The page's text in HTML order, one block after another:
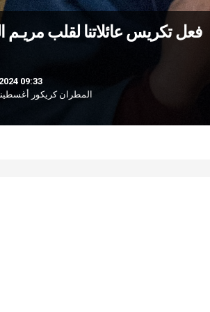
فعل تكريس عائلاتنا لقلب مريـم
09:33
المطران كريكور